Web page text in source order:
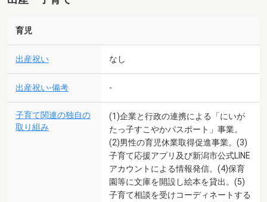
育児
出産祝い なし
出産祝い-備考 -
子育て関連の独自の
取り組み
(1)企業と行政の連携による「にいが
たっ子すこやかパスポート」事業。
(2)男性の育児休業取得促進事業。(3)
子育て応援アプリ及び新潟市公式LINE
アカウントによる情報発信。(4)保育
園等に文庫を開設し絵本を貸出。(5)
子育て相談を受けコーディネートする